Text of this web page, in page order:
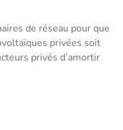
de réseau pour que
privées soit
privés d’amortir